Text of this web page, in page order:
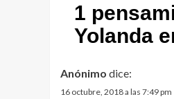
1
Yolanda
Anónimo dice:
16 octubre, 2018 a las 7:49 pm